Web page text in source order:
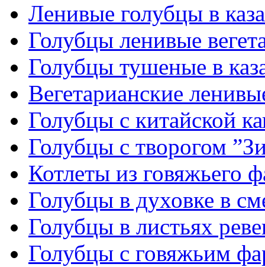
Ленивые голубцы в
Голубцы ленивые
Голубцы тушеные в
Вегетарианские
Голубцы с китайской
Голубцы с творогом
Котлеты из говяжьего
Голубцы в духовке в
Голубцы в листьях
Голубцы с говяжьим